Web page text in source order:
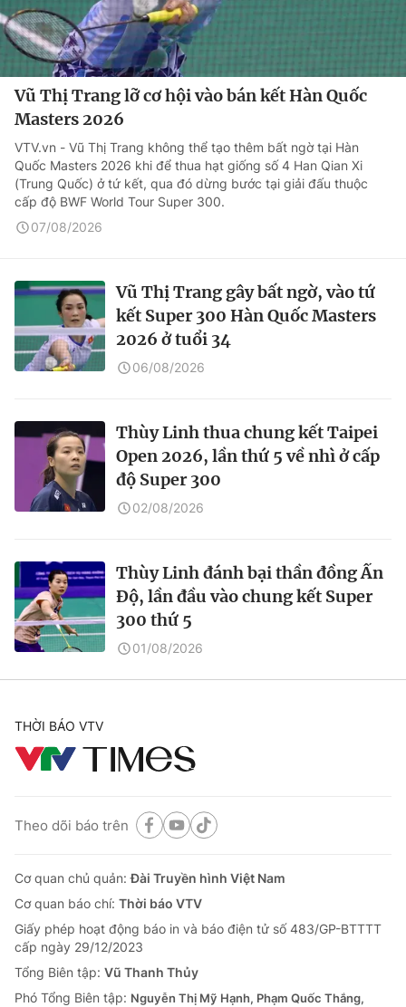
Vũ Thị Trang lỡ cơ hội vào bán kết Hàn Quốc
Masters 2026
VTV.vn - Vũ Thị Trang không thể tạo thêm bất ngờ tại Hàn
Quốc Masters 2026 khi để thua hạt giống số 4 Han Qian Xi
(Trung Quốc) ở tứ kết, qua đó dừng bước tại giải đấu thuộc
cấp độ BWF World Tour Super 300.
07/08/2026
Vũ Thị Trang gây bất ngờ, vào tứ
kết Super 300 Hàn Quốc Masters
2026 ở tuổi 34
06/08/2026
Thùy Linh thua chung kết Taipei
Open 2026, lần thứ 5 về nhì ở cấp
độ Super 300
02/08/2026
Thùy Linh đánh bại thần đồng Ấn
Độ, lần đầu vào chung kết Super
300 thứ 5
01/08/2026
THỜI BÁO VTV
Theo dõi báo trên
Cơ quan chủ quản:Đài Truyền hình Việt Nam
Cơ quan báo chí: Thời báo VTV
Giấy phép hoạt động báo in và báo điện tử số 483/GP-BTTTT
cấp ngày 29/12/2023
Tổng Biên tập: Vũ Thanh Thủy
Phó Tổng Biên tập: Nguyễn Thị Mỹ Hạnh, Phạm Quốc Thắng,